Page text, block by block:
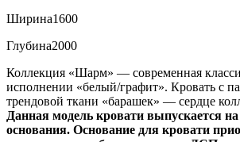
Ширина1600
Глубина2000
Коллекция «Шарм» — современная
исполнении «белый/графит». Кровать с
трендовой ткани «барашек» — сердце
Данная модель кровати выпускается на
основания. Основание для кровати